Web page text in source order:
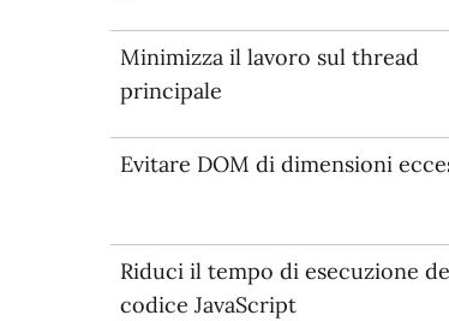
Minimizza il lavoro sul thread
principale
Evitare DOM di dimensioni
Riduci il tempo di esecuzione
codice JavaScript